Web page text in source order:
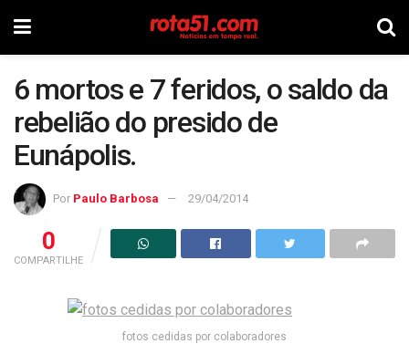
6 mortos e 7 feridos, o saldo da
rebelião do presido de
Eunápolis.
Por Paulo Barbosa 29/04/2014
0
COMPARTILHE
fotos cedidas por colaboradores